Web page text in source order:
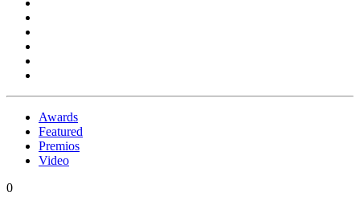
Awards
Featured
Premios
Video
0